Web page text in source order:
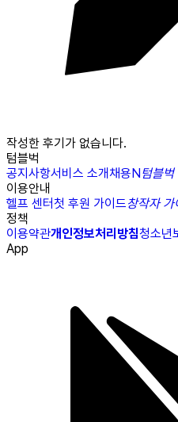
작성한 후기가 없습니다.
텀블벅
공지사항서비스 소개채용N텀블
이용안내
헬프 센터첫 후원 가이드창작자 가
정책
이용약관개인정보처리방침청소년
App